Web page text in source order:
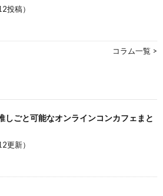
投稿）
コラム一覧 >
しごと可能なオンラインコンカフェまと
更新）